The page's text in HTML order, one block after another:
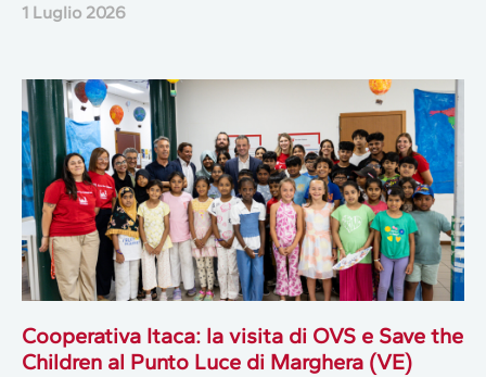
1 Luglio 2026
Cooperativa Itaca: la visita di OVS e Save the
Children al Punto Luce di Marghera (VE)